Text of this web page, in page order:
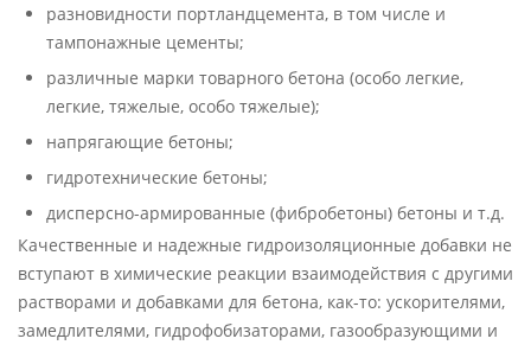
разновидности портландцемента, в том числе и
тампонажные цементы;
различные марки товарного бетона (особо легкие,
легкие, тяжелые, особо тяжелые);
напрягающие бетоны;
гидротехнические бетоны;
дисперсно-армированные (фибробетоны) бетоны и т.д.
Качественные и надежные гидроизоляционные добавки не
вступают в химические реакции взаимодействия с другими
растворами и добавками для бетона, как-то: ускорителями,
замедлителями, гидрофобизаторами, газообразующими и